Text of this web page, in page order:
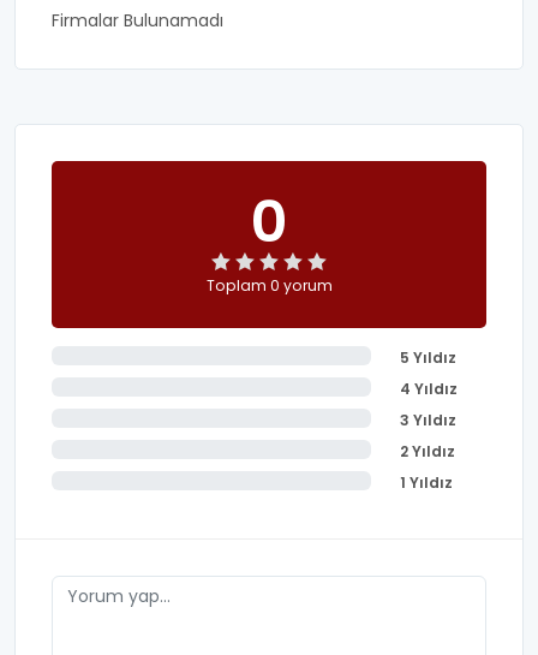
Firmalar Bulunamadı
0
Toplam 0 yorum
5 Yıldız
4 Yıldız
3 Yıldız
2 Yıldız
1 Yıldız